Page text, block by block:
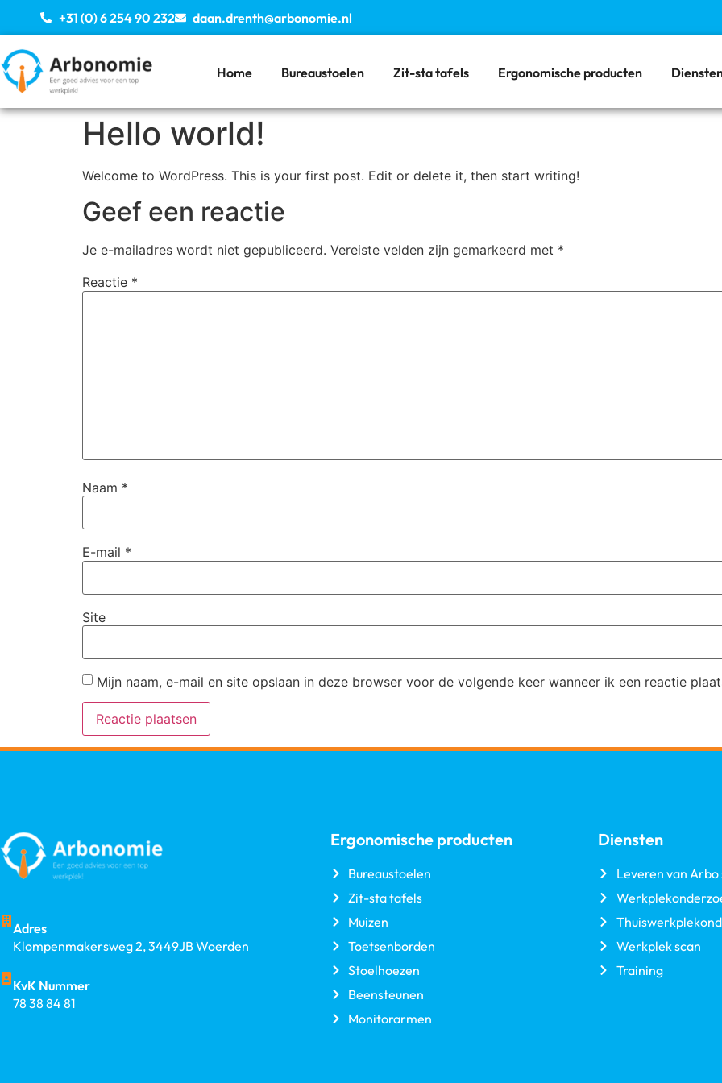
+31 (0) 6 254 90 232 daan.drenth@arbonomie.nl
Home Bureaustoelen Zit-sta tafels Ergonomische producten
Hello world!
Welcome to WordPress. This is your first post. Edit or delete it, then start writing!
Geef een reactie
Je e-mailadres wordt niet gepubliceerd. Vereiste velden zijn gemarkeerd met *
Reactie *
Naam *
E-mail *
Site
Mijn naam, e-mail en site opslaan in deze browser voor de volgende keer wanneer ik een reactie
Adres
Klompenmakersweg 2, 3449JB Woerden
KvK Nummer
78 38 84 81
Ergonomische producten
Bureaustoelen
Zit-sta tafels
Muizen
Toetsenborden
Stoelhoezen
Beensteunen
Monitorarmen
Diensten
Leveren van
Werkplek scan
Training